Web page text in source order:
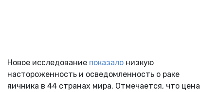
Новое исследование показало низкую
настороженность и осведомленность о раке
яичника в 44 странах мира. Отмечается, что цена